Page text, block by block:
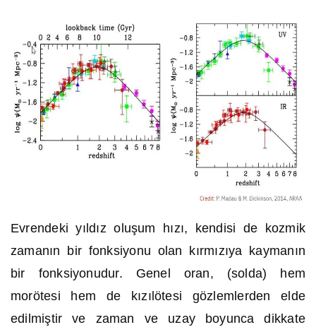
Evrendeki yıldız oluşum hızı, kendisi de kozmik
zamanın bir fonksiyonu olan kırmızıya kaymanın
bir fonksiyonudur. Genel oran, (solda) hem
morötesi hem de kızılötesi gözlemlerden elde
edilmiştir ve zaman ve uzay boyunca dikkate